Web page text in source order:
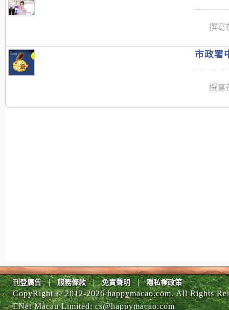
撰寫
市政署
撰寫
刊登廣告 | 服務條款 | 免責聲明 | 隱私權政策
CopyRight © 2012-2026 happymacao.com. All Rights
ENet Macau Limited:cs@happymacao.com